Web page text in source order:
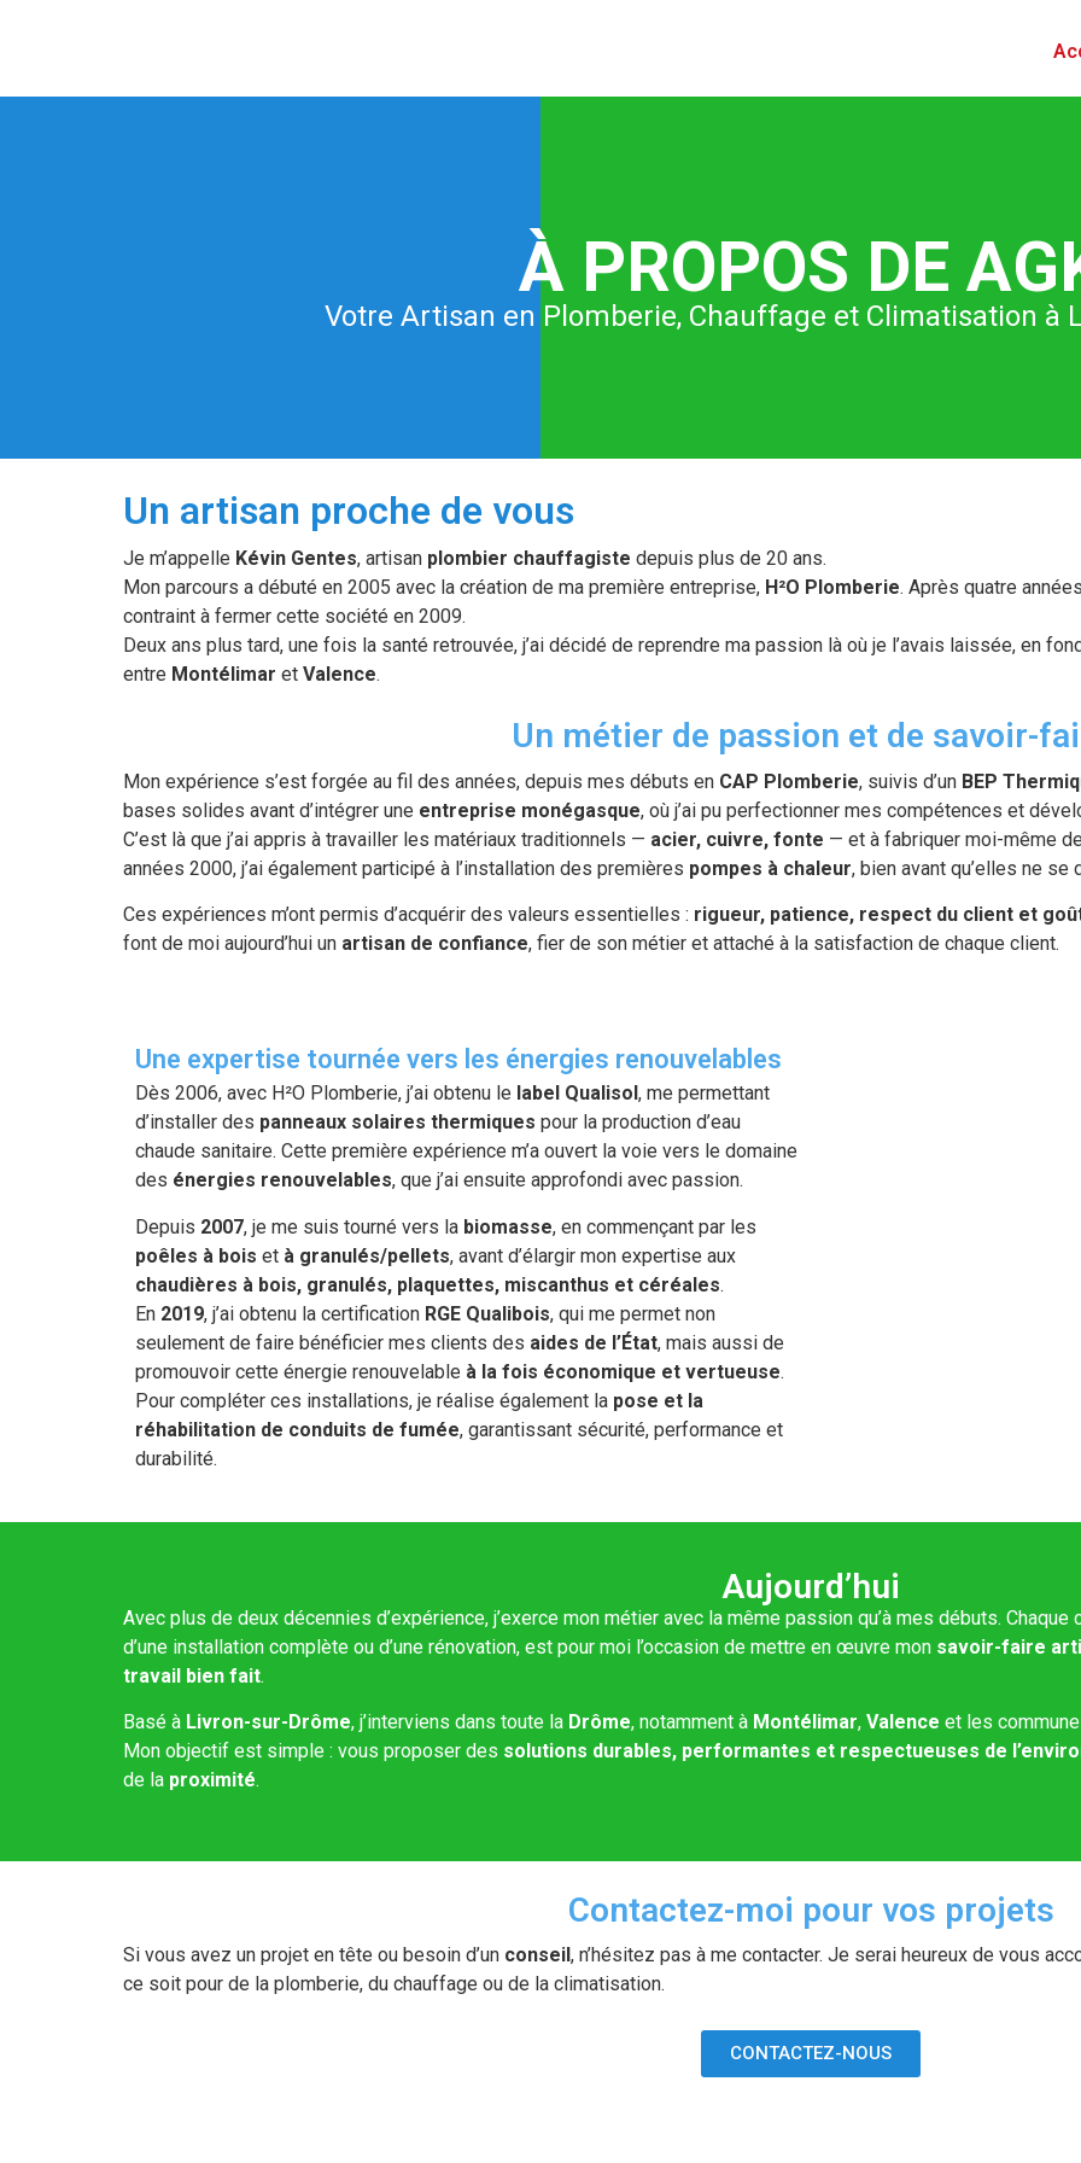
À PROPOS DE
Votre Artisan en Plomberie, Chauffage et Climatisation à
Un artisan proche de vous
Je m’appelle Kévin Gentes, artisan plombier chauffagiste depuis plus de 20 ans.
Mon parcours a débuté en 2005 avec la création de ma première entreprise, H²O Plomberie. Après quatre
contraint à fermer cette société en 2009.
Deux ans plus tard, une fois la santé retrouvée, j’ai décidé de reprendre ma passion là où je l’avais laissée, en
entre Montélimar et Valence.
Un métier de passion et de savoir-
Mon expérience s’est forgée au fil des années, depuis mes débuts en CAP Plomberie, suivis d’un BEP
bases solides avant d’intégrer une entreprise monégasque, où j’ai pu perfectionner mes compétences et
C’est là que j’ai appris à travailler les matériaux traditionnels — acier, cuivre, fonte — et à fabriquer moi-même
années 2000, j’ai également participé à l’installation des premières pompes à chaleur, bien avant qu’elles ne se
Ces expériences m’ont permis d’acquérir des valeurs essentielles : rigueur, patience, respect du client et
font de moi aujourd’hui un artisan de confiance, fier de son métier et attaché à la satisfaction de chaque client.
Une expertise tournée vers les énergies renouvelables
Dès 2006, avec H²O Plomberie, j’ai obtenu le label Qualisol , me permettant
d’installer des panneaux solaires thermiques pour la production d’eau
chaude sanitaire. Cette première expérience m’a ouvert la voie vers le domaine
des énergies renouvelables, que j’ai ensuite approfondi avec passion.
Depuis 2007, je me suis tourné vers la biomasse, en commençant par les
poêles à bois et à granulés/pellets, avant d’élargir mon expertise aux
chaudières à bois, granulés, plaquettes, miscanthus et céréales.
En 2019, j’ai obtenu la certification RGE Qualibois, qui me permet non
seulement de faire bénéficier mes clients des aides de l’État, mais aussi de
promouvoir cette énergie renouvelable à la fois économique et vertueuse.
Pour compléter ces installations, je réalise également la pose et la
réhabilitation de conduits de fumée, garantissant sécurité, performance et
durabilité.
Aujourd’hui
Avec plus de deux décennies d’expérience, j’exerce mon métier avec la même passion qu’à mes débuts. Chaque
d’une installation complète ou d’une rénovation, est pour moi l’occasion de mettre en œuvre mon savoir-faire
travail bien fait.
Basé à Livron-sur-Drôme, j’interviens dans toute la Drôme, notamment à Montélimar, Valence et les
Mon objectif est simple : vous proposer des solutions durables, performantes et respectueuses de
de la proximité.
Contactez-moi pour vos projets
Si vous avez un projet en tête ou besoin d’un conseil , n’hésitez pas à me contacter. Je serai heureux de vous
ce soit pour de la plomberie, du chauffage ou de la climatisation.
CONTACTEZ-NOUS